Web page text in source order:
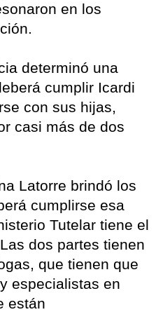
en los
determinó una
cumplir Icardi
con sus hijas,
casi más de dos
Latorre brindó los
cumplirse esa
Tutelar tiene el
dos partes tienen
que tienen que
especialistas en
están